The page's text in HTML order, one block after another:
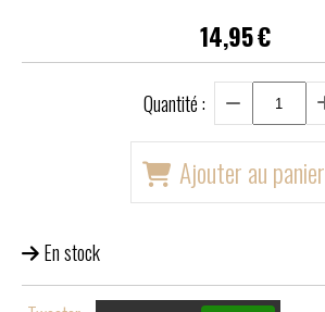
14,95€
Quantité :
Ajouter au panier
En stock